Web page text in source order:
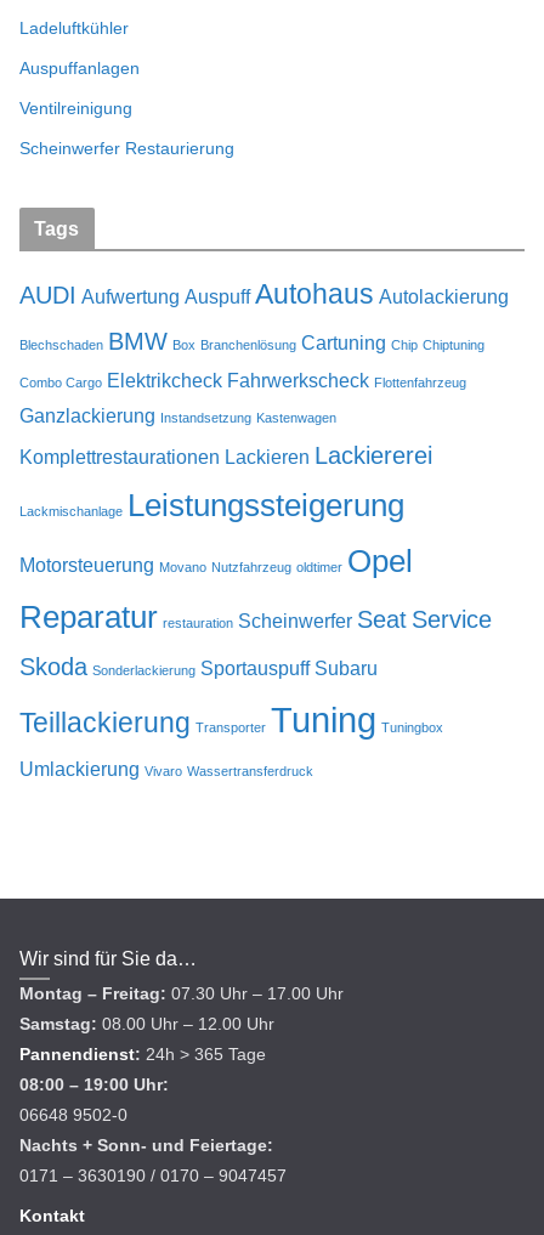
Ladeluftkühler
Auspuffanlagen
Ventilreinigung
Scheinwerfer Restaurierung
Tags
AUDI Aufwertung Auspuff Autohaus Autolackierung
Blechschaden BMW Box Branchenlösung Cartuning Chip Chiptuning
Combo Cargo Elektrikcheck Fahrwerkscheck Flottenfahrzeug
Ganzlackierung Instandsetzung Kastenwagen
Komplettrestaurationen Lackieren Lackiererei
Lackmischanlage Leistungssteigerung
Motorsteuerung Movano Nutzfahrzeug oldtimer Opel
Reparatur restauration Scheinwerfer Seat Service
Skoda Sonderlackierung Sportauspuff Subaru
Teillackierung Transporter Tuning Tuningbox
Umlackierung Vivaro Wassertransferdruck
Wir sind für Sie da…
Montag – Freitag: 07.30 Uhr – 17.00 Uhr
Samstag: 08.00 Uhr – 12.00 Uhr
Pannendienst: 24h > 365 Tage
08:00 – 19:00 Uhr:
06648 9502-0
Nachts + Sonn- und Feiertage:
0171 – 3630190 / 0170 – 9047457
Kontakt